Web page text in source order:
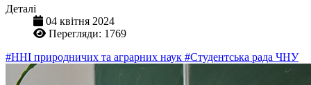
Деталі
04 квітня 2024
Перегляди: 1769
#ННІ природничих та аграрних наук #Студентська рада ЧНУ